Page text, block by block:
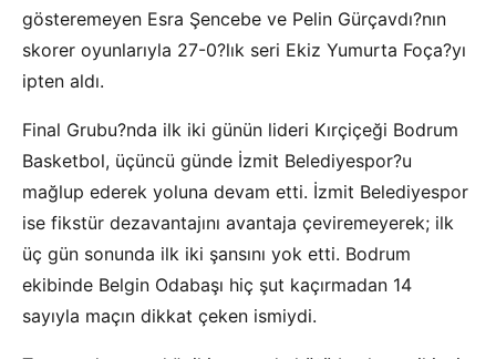
gösteremeyen Esra Şencebe ve Pelin Gürçavdı?nın
skorer oyunlarıyla 27-0?lık seri Ekiz Yumurta Foça?yı
ipten aldı.
Final Grubu?nda ilk iki günün lideri Kırçiçeği Bodrum
Basketbol, üçüncü günde İzmit Belediyespor?u
mağlup ederek yoluna devam etti. İzmit Belediyespor
ise fikstür dezavantajını avantaja çeviremeyerek; ilk
üç gün sonunda ilk iki şansını yok etti. Bodrum
ekibinde Belgin Odabaşı hiç şut kaçırmadan 14
sayıyla maçın dikkat çeken ismiydi.